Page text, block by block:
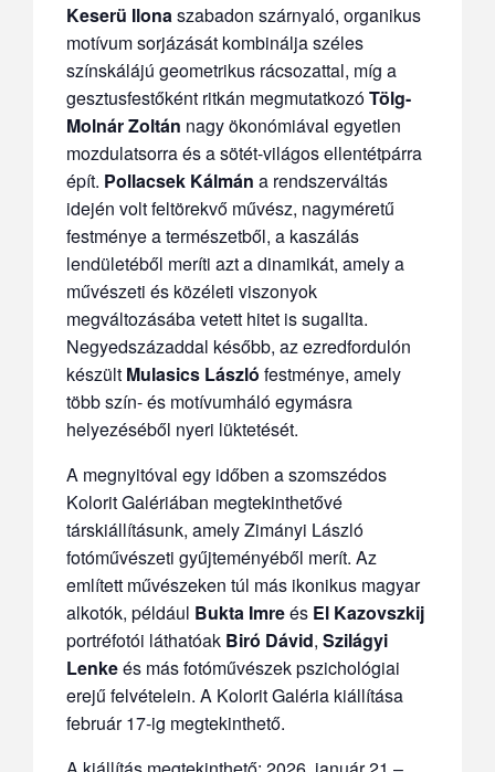
Keserü Ilona szabadon szárnyaló, organikus
motívum sorjázását kombinálja széles
színskálájú geometrikus rácsozattal, míg a
gesztusfestőként ritkán megmutatkozóTölg-
Molnár Zoltán nagy ökonómiával egyetlen
mozdulatsorra és a sötét-világos ellentétpárra
épít. Pollacsek Kálmán a rendszerváltás
idején volt feltörekvő művész, nagyméretű
festménye a természetből, a kaszálás
lendületéből meríti azt a dinamikát, amely a
művészeti és közéleti viszonyok
megváltozásába vetett hitet is sugallta.
Negyedszázaddal később, az ezredfordulón
készült Mulasics László festménye, amely
több szín- és motívumháló egymásra
helyezéséből nyeri lüktetését.
A megnyitóval egy időben a szomszédos
Kolorit Galériában megtekinthetővé
társkiállításunk, amely Zimányi László
fotóművészeti gyűjteményéből merít. Az
említett művészeken túl más ikonikus magyar
alkotók, például Bukta Imreés El Kazovszkij
portréfotói láthatóak Biró Dávid, Szilágyi
Lenkeés más fotóművészek pszichológiai
erejű felvételein. A Kolorit Galéria kiállítása
február 17-ig megtekinthető.